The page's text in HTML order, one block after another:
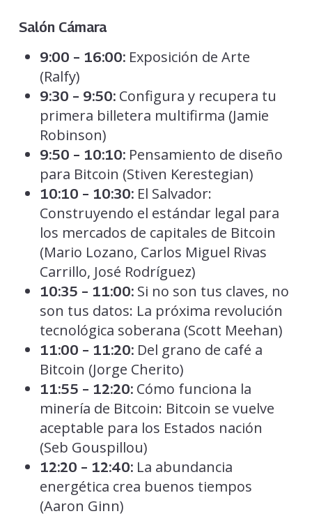
Salón Cámara
9:00 – 16:00:Exposición de Arte
(Ralfy)
9:30 – 9:50:Configura y recupera tu
primera billetera multifirma (Jamie
Robinson)
9:50 – 10:10:Pensamiento de diseño
para Bitcoin (Stiven Kerestegian)
10:10 – 10:30:El Salvador:
Construyendo el estándar legal para
los mercados de capitales de Bitcoin
(Mario Lozano, Carlos Miguel Rivas
Carrillo, José Rodríguez)
10:35 – 11:00:Si no son tus claves, no
son tus datos: La próxima revolución
tecnológica soberana (Scott Meehan)
11:00 – 11:20:Del grano de café a
Bitcoin (Jorge Cherito)
11:55 – 12:20:Cómo funciona la
minería de Bitcoin: Bitcoin se vuelve
aceptable para los Estados nación
(Seb Gouspillou)
12:20 – 12:40:La abundancia
energética crea buenos tiempos
(Aaron Ginn)